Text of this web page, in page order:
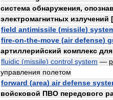
система обнаружения,
электромагнитных излучений [
field antimissile (missile)
fire-on-the-move (air defense)
артиллерийский комплекс для
fluidic (missile) control system —
управления полетом
forward (area) air defense
войсковой ПВО передового